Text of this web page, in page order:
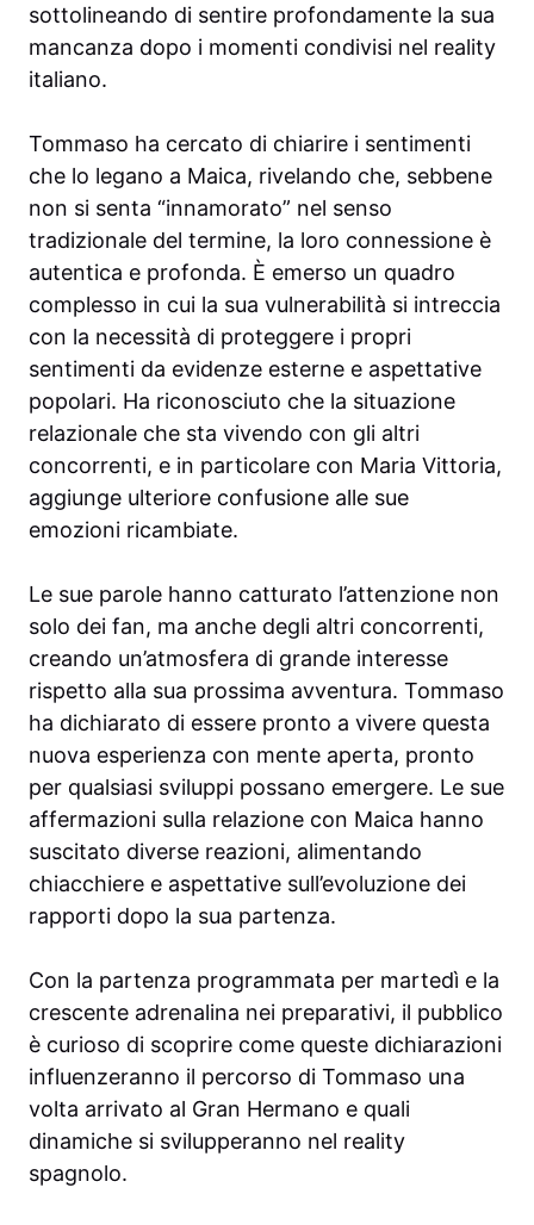
sottolineando di sentire profondamente la sua
mancanza dopo i momenti condivisi nel reality
italiano.
Tommaso ha cercato di chiarire i sentimenti
che lo legano a Maica, rivelando che, sebbene
non si senta “innamorato” nel senso
tradizionale del termine, la loro connessione è
autentica e profonda. È emerso un quadro
complesso in cui la sua vulnerabilità si intreccia
con la necessità di proteggere i propri
sentimenti da evidenze esterne e aspettative
popolari. Ha riconosciuto che la situazione
relazionale che sta vivendo con gli altri
concorrenti, e in particolare con Maria Vittoria,
aggiunge ulteriore confusione alle sue
emozioni ricambiate.
Le sue parole hanno catturato l’attenzione non
solo dei fan, ma anche degli altri concorrenti,
creando un’atmosfera di grande interesse
rispetto alla sua prossima avventura. Tommaso
ha dichiarato di essere pronto a vivere questa
nuova esperienza con mente aperta, pronto
per qualsiasi sviluppi possano emergere. Le sue
affermazioni sulla relazione con Maica hanno
suscitato diverse reazioni, alimentando
chiacchiere e aspettative sull’evoluzione dei
rapporti dopo la sua partenza.
Con la partenza programmata per martedì e la
crescente adrenalina nei preparativi, il pubblico
è curioso di scoprire come queste dichiarazioni
influenzeranno il percorso di Tommaso una
volta arrivato al Gran Hermano e quali
dinamiche si svilupperanno nel reality
spagnolo.